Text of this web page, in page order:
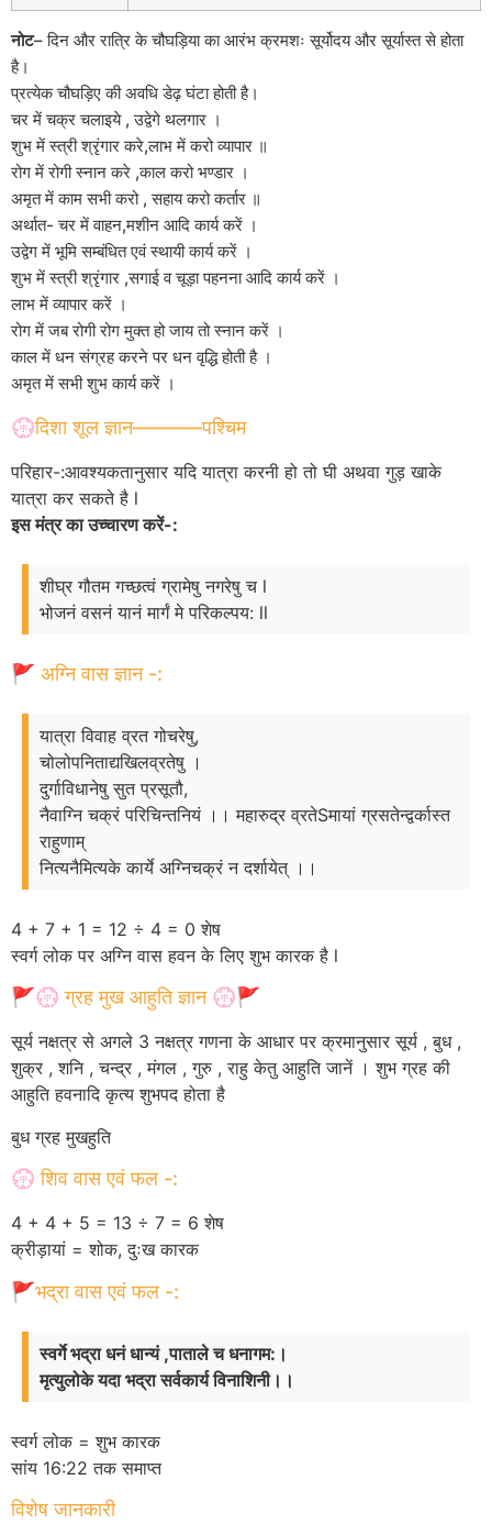
नोट– दिन और रात्रि के चौघड़िया का आरंभ क्रमशः सूर्योदय और सूर्यास्त से होता
है।
प्रत्येक चौघड़िए की अवधि डेढ़ घंटा होती है।
चर में चक्र चलाइये , उद्वेगे थलगार ।
शुभ में स्त्री श्रृंगार करे,लाभ में करो व्यापार ॥
रोग में रोगी स्नान करे ,काल करो भण्डार ।
अमृत में काम सभी करो , सहाय करो कर्तार ॥
अर्थात- चर में वाहन,मशीन आदि कार्य करें ।
उद्वेग में भूमि सम्बंधित एवं स्थायी कार्य करें ।
शुभ में स्त्री श्रृंगार ,सगाई व चूड़ा पहनना आदि कार्य करें ।
लाभ में व्यापार करें ।
रोग में जब रोगी रोग मुक्त हो जाय तो स्नान करें ।
काल में धन संग्रह करने पर धन वृद्धि होती है ।
अमृत में सभी शुभ कार्य करें ।
💮दिशा शूल ज्ञान———–पश्चिम
परिहार-:आवश्यकतानुसार यदि यात्रा करनी हो तो घी अथवा गुड़ खाके
यात्रा कर सकते है l
इस मंत्र का उच्चारण करें-:
शीघ्र गौतम गच्छत्वं ग्रामेषु नगरेषु च l
भोजनं वसनं यानं मार्गं मे परिकल्पय: ll
🚩 अग्नि वास ज्ञान -:
यात्रा विवाह व्रत गोचरेषु,
चोलोपनिताद्यखिलव्रतेषु ।
दुर्गाविधानेषु सुत प्रसूतौ,
नैवाग्नि चक्रं परिचिन्तनियं ।। महारुद्र व्रतेSमायां ग्रसतेन्द्वर्कास्त
राहुणाम्
नित्यनैमित्यके कार्ये अग्निचक्रं न दर्शायेत् ।।
4 + 7 + 1 = 12 ÷ 4 = 0 शेष
स्वर्ग लोक पर अग्नि वास हवन के लिए शुभ कारक है l
🚩💮 ग्रह मुख आहुति ज्ञान 💮🚩
सूर्य नक्षत्र से अगले 3 नक्षत्र गणना के आधार पर क्रमानुसार सूर्य , बुध ,
शुक्र , शनि , चन्द्र , मंगल , गुरु , राहु केतु आहुति जानें । शुभ ग्रह की
आहुति हवनादि कृत्य शुभपद होता है
बुध ग्रह मुखहुति
💮 शिव वास एवं फल -:
4 + 4 + 5 = 13 ÷ 7 = 6 शेष
क्रीड़ायां = शोक, दुःख कारक
🚩भद्रा वास एवं फल -:
स्वर्गे भद्रा धनं धान्यं ,पाताले च धनागम:।
मृत्युलोके यदा भद्रा सर्वकार्य विनाशिनी।।
स्वर्ग लोक = शुभ कारक
सांय 16:22 तक समाप्त
विशेष जानकारी